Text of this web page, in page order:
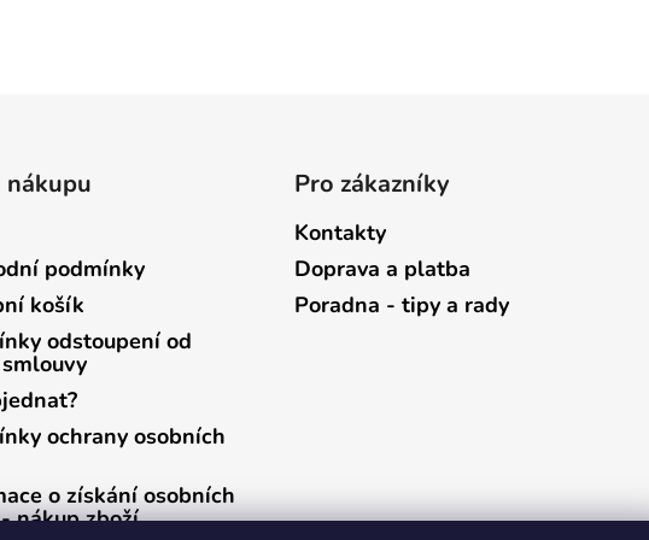
nákupu
podmínky
košík
odstoupení od
ochrany osobních
o získání osobních
nákup zboží
Pro zákazníky
Kontakty
Doprava a platba
Poradna - tipy a rady